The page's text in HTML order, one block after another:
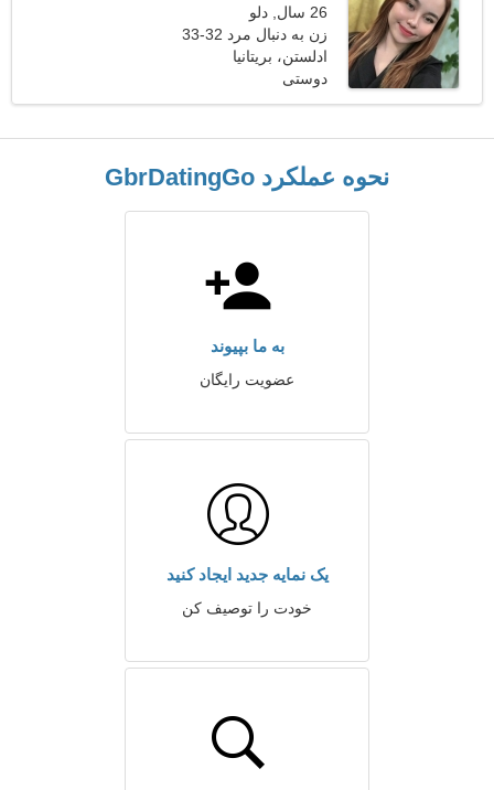
26 سال, دلو
زن به دنبال مرد 32-33
ادلستن، بریتانیا
دوستی
نحوه عملکرد GbrDatingGo
به ما بپیوند
عضویت رایگان
یک نمایه جدید ایجاد کنید
خودت را توصیف کن